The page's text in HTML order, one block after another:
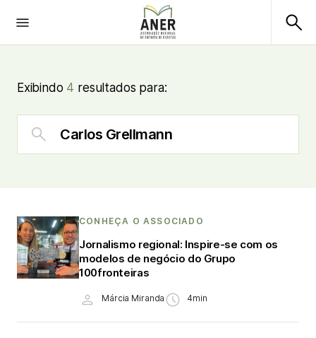
Exibindo 4 resultados para:
CONHEÇA O ASSOCIADO
Jornalismo regional: Inspire-se com os
modelos de negócio do Grupo
100fronteiras
Márcia Miranda 4min